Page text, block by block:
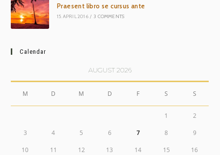
Praesent libro se cursus ante
15. APRIL 2016 / 3 COMMENTS
Calendar
AUGUST 2026
M D M D F S S
1 2
3 4 5 6 7 8 9
10 11 12 13 14 15 16